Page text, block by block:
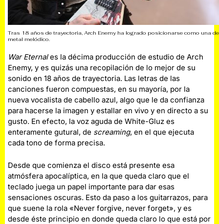
Tras 18 años de trayectoria, Arch Enemy ha logrado posicionarse como una
metal melódico.
War Eternales la décima producción de estudio de Arch
Enemy, y es quizás una recopilación de lo mejor de su
sonido en 18 años de trayectoria. Las letras de las
canciones fueron compuestas, en su mayoría, por la
nueva vocalista de cabello azul, algo que le da confianza
para hacerse la imagen y estallar en vivo y en directo a su
gusto. En efecto, la voz aguda de White-Gluz es
enteramente gutural, de screaming, en el que ejecuta
cada tono de forma precisa.
Desde que comienza el disco está presente esa
atmósfera apocalíptica, en la que queda claro que el
teclado juega un papel importante para dar esas
sensaciones oscuras. Esto da paso a los guitarrazos, para
que suene la rola «Never forgive, never forget», y es
desde éste principio en donde queda claro lo que está por